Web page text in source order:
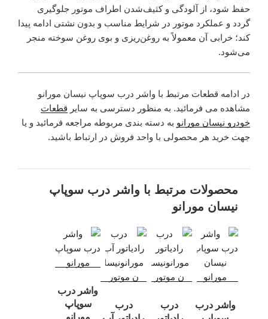
حفظ شود، از آلودگی و کثیف‌شدن اطراف موتور جلوگیری
گردد و عملکرد موتور در شرایط مناسب و بدون نشتی ادامه پیدا
کند؛ خرابی آن معمولاً به روغن‌ریزی و بوی روغن سوخته منجر
می‌شود.
در ادامه قطعات مرتبط با واشر درب سوپاپ نیسان مورانو
مشاهده می فرمائید. به منظور دسترسی به سایر قطعات
خودرو نیسان مورانو به دسته بندی مربوطه مراجعه فرمائید و یا
جهت خرید هر محصولی با واحد فروش در ارتباط باشید.
محصولات مرتبط با واشر درب سوپاپ
نیسان مورانو
واشر درب
درب
درب
واشر درب
سوپاپ
مورانو